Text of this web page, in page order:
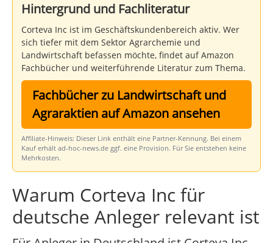
Hintergrund und Fachliteratur
Corteva Inc ist im Geschäftskundenbereich aktiv. Wer
sich tiefer mit dem Sektor Agrarchemie und
Landwirtschaft befassen möchte, findet auf Amazon
Fachbücher und weiterführende Literatur zum Thema.
Fachbücher zu Landwirtschaft und
Agraraktien auf Amazon ansehen
Affiliate-Hinweis: Dieser Link enthält eine Partner-Kennung. Bei einem
Kauf erhält ad-hoc-news.de ggf. eine Provision. Für Sie entstehen keine
Mehrkosten.
Warum Corteva Inc für
deutsche Anleger relevant ist